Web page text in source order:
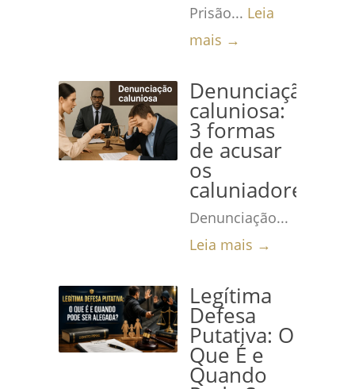
Prisão... Leia
mais →
Denunciação
caluniosa:
3 formas
de acusar
os
caluniadores
Denunciação...
Leia mais →
Legítima
Defesa
Putativa: O
Que É e
Quando